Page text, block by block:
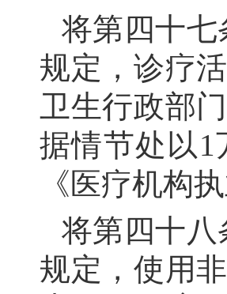
将第四十
规定，诊疗
卫生行政部
据情节处以1
《医疗机构
将第四十
规定，使用